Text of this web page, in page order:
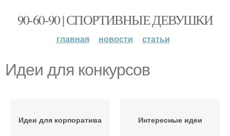
90-60-90 | СПОРТИВНЫЕ ДЕВУШКИ
главная новости статьи
Идеи для конкурсов
Идеи для корпоратива Интересные идеи